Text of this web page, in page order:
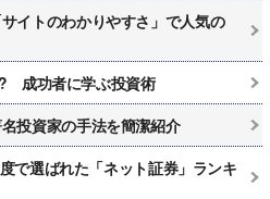
イトのわかりやすさ」で人気の
成功者に学ぶ投資術
投資家の手法を簡潔紹介
で選ばれた「ネット証券」ランキ